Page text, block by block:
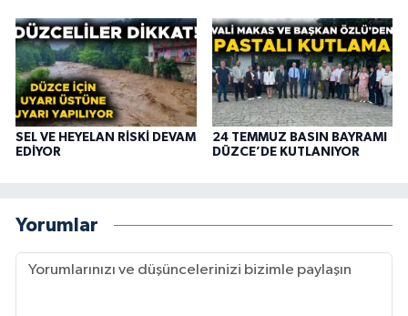
SEL VE HEYELAN RİSKİ DEVAM
EDİYOR
24 TEMMUZ BASIN BAYRAMI
DÜZCE’DE KUTLANIYOR
Yorumlar